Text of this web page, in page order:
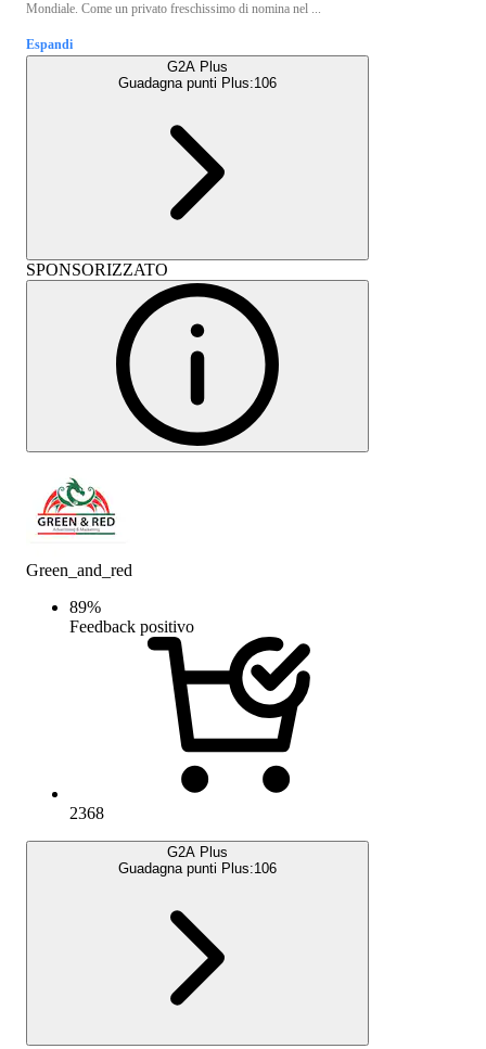
Mondiale. Come un privato freschissimo di nomina nel ...
Espandi
G2A Plus
Guadagna punti Plus:106
SPONSORIZZATO
Green_and_red
89%
Feedback positivo
2368
G2A Plus
Guadagna punti Plus:106